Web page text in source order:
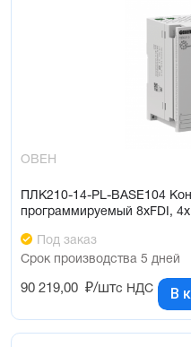
ОВЕН
ПЛК210-14-PL-BASE104
программируемый 8xFDI,
Под заказ
Срок производства 5 дней
90 219,00 ₽/штс НДС В